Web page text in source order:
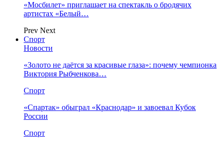
«Мосбилет» приглашает на спектакль о бродячих
артистах «Белый…
Prev Next
Спорт
Новости
«Золото не даётся за красивые глаза»: почему чемпионка
Виктория Рыбченкова…
Спорт
«Спартак» обыграл «Краснодар» и завоевал Кубок
России
Спорт